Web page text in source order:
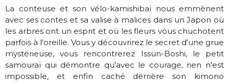
La conteuse et son vélo-kamishibaï nous emmènent
avec ses contes et sa valise à malices dans un Japon où
les arbres ont un esprit et où les fleurs vous chuchotent
parfois à l'oreille. Vous y découvrirez le secret d'une grue
mystérieuse, vous rencontrerez Issun-Boshi, le petit
samouraï qui démontre qu'avec le courage, rien n'est
impossible, et enfin caché derrière son kimono